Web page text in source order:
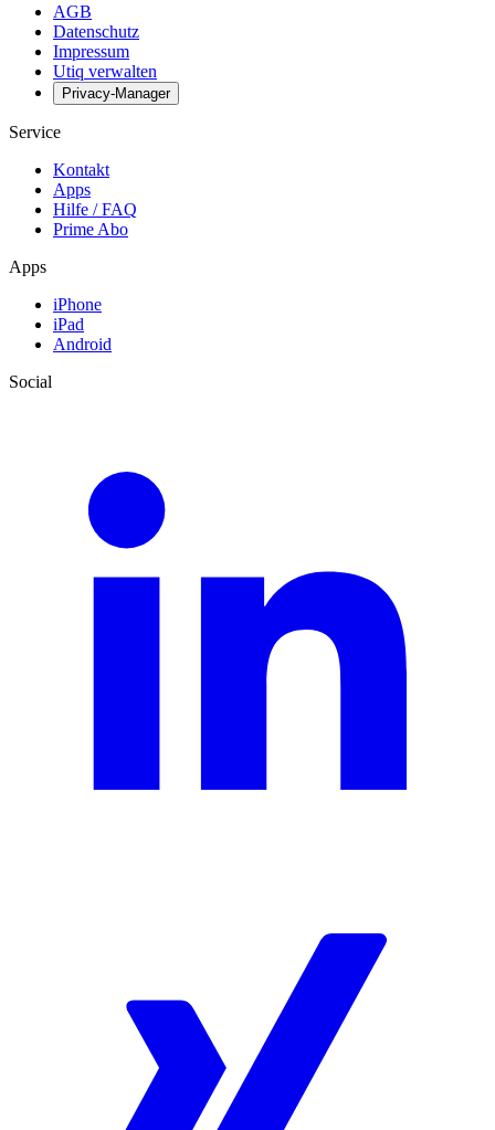
AGB
Datenschutz
Impressum
Utiq verwalten
Privacy-Manager
Service
Kontakt
Apps
Hilfe / FAQ
Prime Abo
Apps
iPhone
iPad
Android
Social